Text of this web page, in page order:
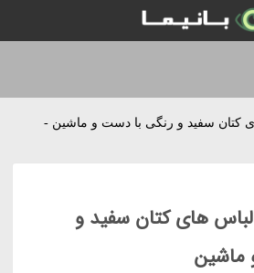
کتان سفید و رنگی با دست و ماشین -
های کتان سفید و
ماشین